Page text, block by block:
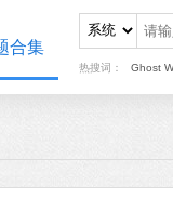
合集
热搜词： Ghost